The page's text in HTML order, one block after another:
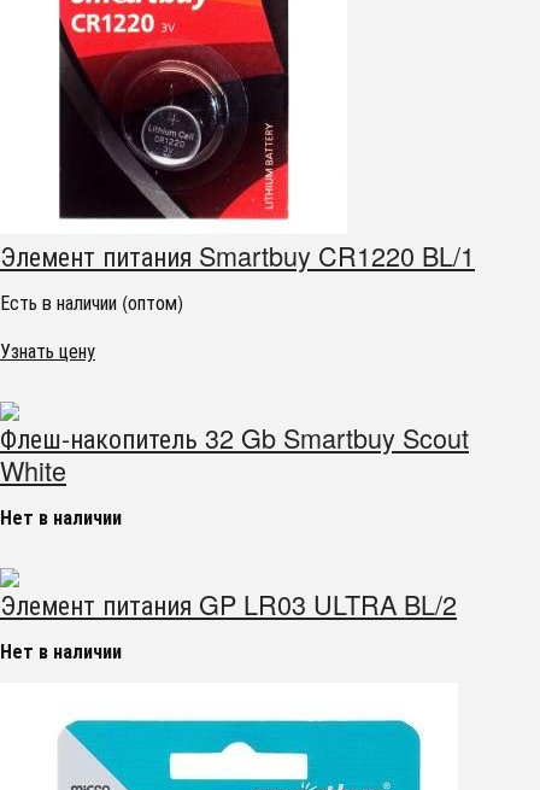
Элемент питания Smartbuy CR1220 BL/1
Есть в наличии (оптом)
Узнать цену
Флеш-накопитель 32 Gb Smartbuy Scout
White
Нет в наличии
Элемент питания GP LR03 ULTRA BL/2
Нет в наличии